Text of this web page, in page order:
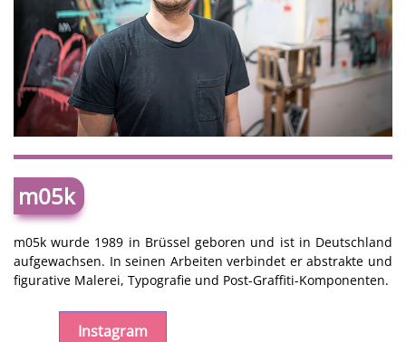
m05k
m05k wurde 1989 in Brüssel geboren und ist in Deutschland
aufgewachsen. In seinen Arbeiten verbindet er abstrakte und
figurative Malerei, Typografie und Post-Graffiti-Komponenten.
Instagram